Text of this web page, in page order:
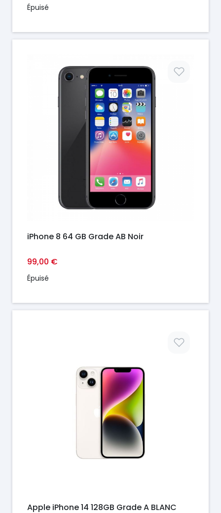
Épuisé
iPhone 8 64 GB Grade AB Noir
99,00 €
Épuisé
Apple iPhone 14 128GB Grade A BLANC